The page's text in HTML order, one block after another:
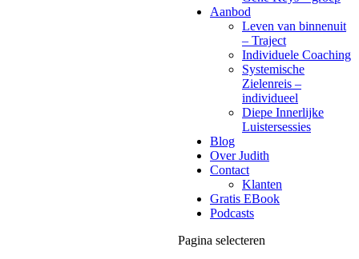
Aanbod
Leven van binnenuit
– Traject
Individuele Coaching
Systemische
Zielenreis –
individueel
Diepe Innerlijke
Luistersessies
Blog
Over Judith
Contact
Klanten
Gratis EBook
Podcasts
Pagina selecteren